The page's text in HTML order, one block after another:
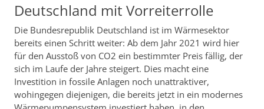
Deutschland mit Vorreiterrolle
Die Bundesrepublik Deutschland ist im Wärmesektor
bereits einen Schritt weiter: Ab dem Jahr 2021 wird hier
für den Ausstoß von CO2 ein bestimmter Preis fällig, der
sich im Laufe der Jahre steigert. Dies macht eine
Investition in fossile Anlagen noch unattraktiver,
wohingegen diejenigen, die bereits jetzt in ein modernes